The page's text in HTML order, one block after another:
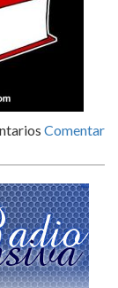
Comentar